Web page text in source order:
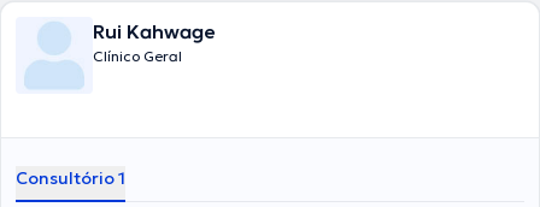
Rui Kahwage
Clínico Geral
Consultório 1